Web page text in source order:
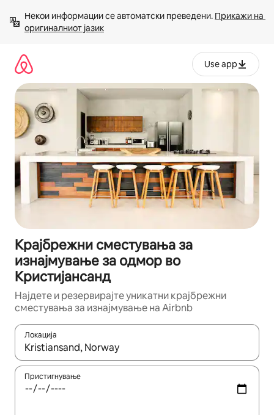
содржина
Некои информации се автоматски преведени. Прикажи на
оригиналниот јазик
Use app
Крајбрежни сместувања за
изнајмување за одмор во
Кристијансанд
Најдете и резервирајте уникатни крајбрежни
сместувања за изнајмување на Airbnb
Локација
Кога резултатите се достапни, движете се со копчињата
Пристигнување